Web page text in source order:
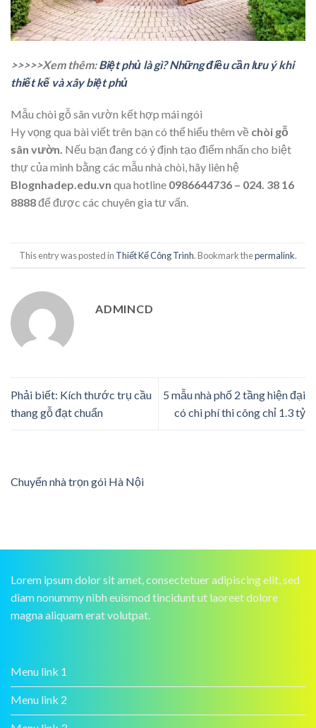
>>>>>Xem thêm:Biệt phủ là gì? Những điều cần lưu ý khi
thiết kế và xây biệt phủ
Mẫu chòi gỗ sân vườn kết hợp mái ngói
Hy vọng qua bài viết trên bạn có thể hiểu thêm về chòi gỗ
sân vườn. Nếu bạn đang có ý định tạo điểm nhấn cho biệt
thự của mình bằng các mẫu nhà chòi, hãy liên hệ
Blognhadep.edu.vn qua hotline 0986644736 – 024. 38 16
8888để được các chuyên gia tư vấn.
This entry was posted in Thiết Kế Công Trình. Bookmark thepermalink.
ADMINCD
Phải biết: Kích thước trụ cầu
thang gỗ đạt chuẩn
5 mẫu nhà phố 2 tầng hiện đại
có chi phí thi công chỉ 1.3 tỷ
Chuyển nhà trọn gói Hà Nội
Lorem ipsum dolor sit amet, consectetuer adipiscing elit, sed
diam nonummy nibh euismod tincidunt ut laoreet dolore
magna aliquam erat volutpat.
Menu link 1
Menu link 2